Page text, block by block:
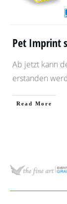
Pet Imprint
Ab jetzt kann
erstanden
​Read More